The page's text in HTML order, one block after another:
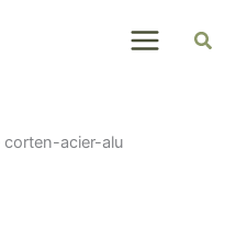
corten-acier-alu